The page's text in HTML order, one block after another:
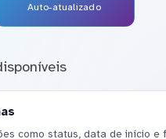
Auto-atualizado
como status, data de início e